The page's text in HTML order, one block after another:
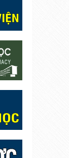
PHƯƠNG THẢO
DIỆU TRANG